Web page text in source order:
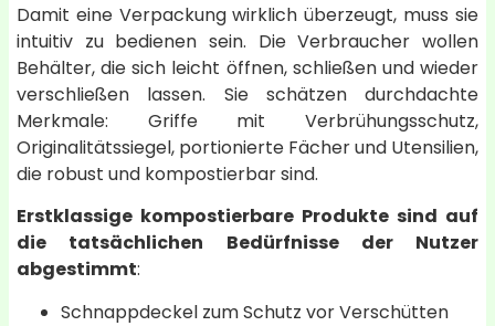
Damit eine Verpackung wirklich überzeugt, muss sie
intuitiv zu bedienen sein. Die Verbraucher wollen
Behälter, die sich leicht öffnen, schließen und wieder
verschließen lassen. Sie schätzen durchdachte
Merkmale: Griffe mit Verbrühungsschutz,
Originalitätssiegel, portionierte Fächer und Utensilien,
die robust und kompostierbar sind.
Erstklassige kompostierbare Produkte sind auf
die tatsächlichen Bedürfnisse der Nutzer
abgestimmt:
Schnappdeckel zum Schutz vor Verschütten